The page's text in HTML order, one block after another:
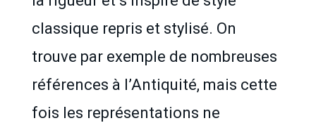
classique repris et stylisé. On
trouve par exemple de nombreuses
références à l’Antiquité, mais cette
fois les représentations ne